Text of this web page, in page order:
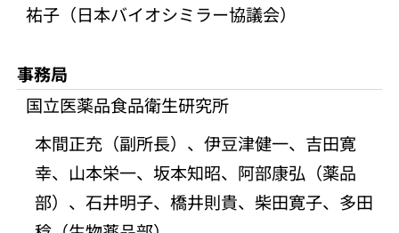
祐子（日本バイオシミラー協議会）
事務局
国立医薬品食品衛生研究所
本間正充（副所長）、伊豆津健一、吉田寛
幸、山本栄一、坂本知昭、阿部康弘（薬品
部）、石井明子、橋井則貴、柴田寛子、多田